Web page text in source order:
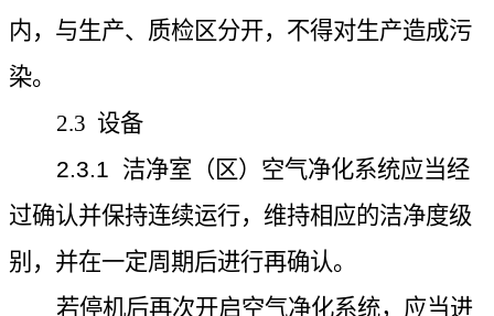
内，与生产、质检区分开，不得对生产造成污
染。
2.3 设备
2.3.1 洁净室（区）空气净化系统应当经
过确认并保持连续运行，维持相应的洁净度级
别，并在一定周期后进行再确认。
若停机后再次开启空气净化系统，应当进